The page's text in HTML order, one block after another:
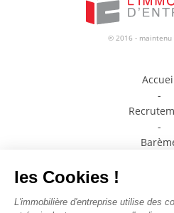
© 2016 - maintenu
-
-
Prendre contact
Médiateur de la